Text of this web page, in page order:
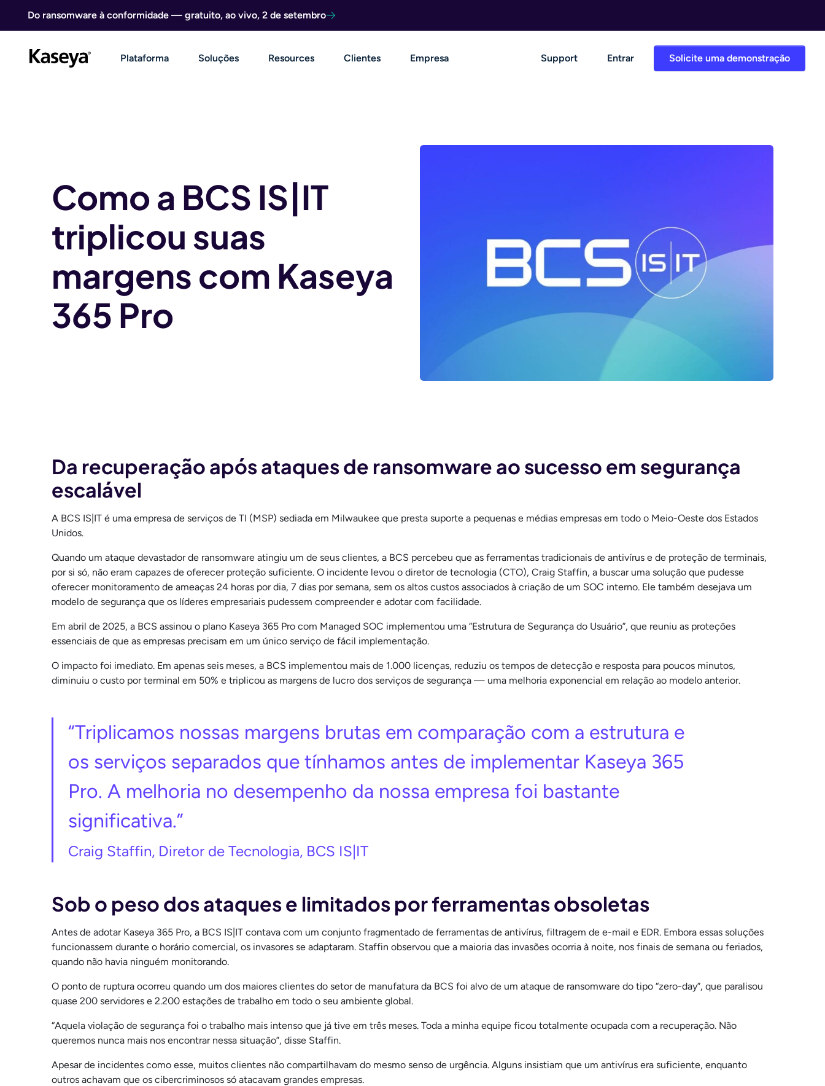
Do ransomware à conformidade — gratuito, ao vivo, 2 de setembro
Solicite uma demonstração
Plataforma Soluções Resources Clientes Empresa Support Entrar
Como a BCS IS|IT
triplicou suas
margens com Kaseya
365 Pro
Da recuperação após ataques de ransomware ao sucesso em segurança
escalável
A BCS IS|IT é uma empresa de serviços de TI (MSP) sediada em Milwaukee que presta suporte a pequenas e médias empresas em todo o Meio-Oeste dos Estados
Unidos.
Quando um ataque devastador de ransomware atingiu um de seus clientes, a BCS percebeu que as ferramentas tradicionais de antivírus e de proteção de terminais,
por si só, não eram capazes de oferecer proteção suficiente. O incidente levou o diretor de tecnologia (CTO), Craig Staffin, a buscar uma solução que pudesse
oferecer monitoramento de ameaças 24 horas por dia, 7 dias por semana, sem os altos custos associados à criação de um SOC interno. Ele também desejava um
modelo de segurança que os líderes empresariais pudessem compreender e adotar com facilidade.
Em abril de 2025, a BCS assinou o plano Kaseya 365 Pro com Managed SOC implementou uma “Estrutura de Segurança do Usuário”, que reuniu as proteções
essenciais de que as empresas precisam em um único serviço de fácil implementação.
O impacto foi imediato. Em apenas seis meses, a BCS implementou mais de 1.000 licenças, reduziu os tempos de detecção e resposta para poucos minutos,
diminuiu o custo por terminal em 50% e triplicou as margens de lucro dos serviços de segurança — uma melhoria exponencial em relação ao modelo anterior.
“Triplicamos nossas margens brutas em comparação com a estrutura e
os serviços separados que tínhamos antes de implementar Kaseya 365
Pro. A melhoria no desempenho da nossa empresa foi bastante
significativa.”
Craig Staffin, Diretor de Tecnologia, BCS IS|IT
Sob o peso dos ataques e limitados por ferramentas obsoletas
Antes de adotar Kaseya 365 Pro, a BCS IS|IT contava com um conjunto fragmentado de ferramentas de antivírus, filtragem de e-mail e EDR. Embora essas soluções
funcionassem durante o horário comercial, os invasores se adaptaram. Staffin observou que a maioria das invasões ocorria à noite, nos finais de semana ou feriados,
quando não havia ninguém monitorando.
O ponto de ruptura ocorreu quando um dos maiores clientes do setor de manufatura da BCS foi alvo de um ataque de ransomware do tipo “zero-day”, que paralisou
quase 200 servidores e 2.200 estações de trabalho em todo o seu ambiente global.
“Aquela violação de segurança foi o trabalho mais intenso que já tive em três meses. Toda a minha equipe ficou totalmente ocupada com a recuperação. Não
queremos nunca mais nos encontrar nessa situação”, disse Staffin.
Apesar de incidentes como esse, muitos clientes não compartilhavam do mesmo senso de urgência. Alguns insistiam que um antivírus era suficiente, enquanto
outros achavam que os cibercriminosos só atacavam grandes empresas.